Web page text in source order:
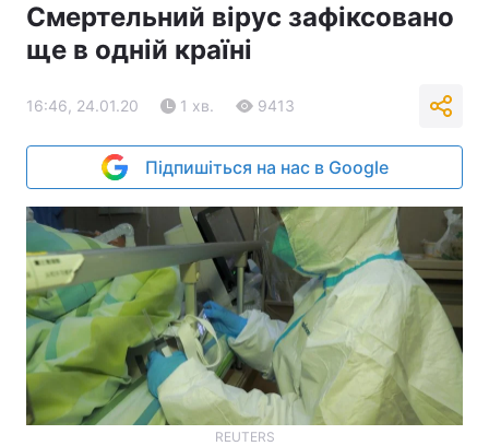
Смертельний вірус зафіксовано
ще в одній країні
16:46, 24.01.20 1 хв. 9413
Підпишіться на нас в Google
REUTERS